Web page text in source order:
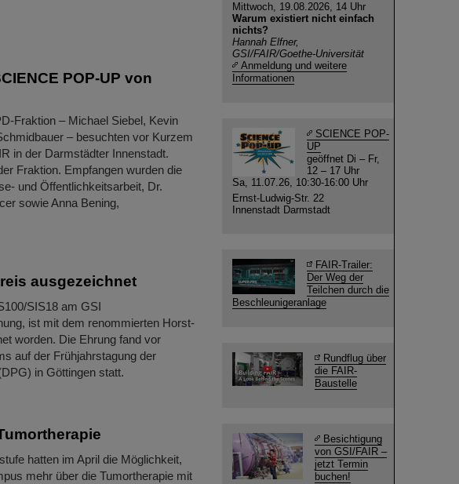
POP-UP von
Fraktion – Michael Siebel, Kevin
– besuchten vor Kurzem
in der Darmstädter Innenstadt.
Fraktion. Empfangen wurden die
und Öffentlichkeitsarbeit, Dr.
sowie Anna Bening,
ausgezeichnet
SIS18 am GSI
ist mit dem renommierten Horst-
worden. Die Ehrung fand vor
auf der Frühjahrstagung der
in Göttingen statt.
hatten im April die Möglichkeit,
mehr über die Tumortherapie mit
Mittwoch, 19.08.2026, 14 Uhr
Warum existiert nicht einfach
nichts?
Hannah Elfner,
GSI/FAIR/Goethe-Universität
Anmeldung und weitere
Informationen
SCIENCE POP-
UP
geöffnet Di – Fr,
12 – 17 Uhr
Sa, 11.07.26, 10:30-16:00 Uhr
Ernst-Ludwig-Str. 22
Innenstadt Darmstadt
FAIR-Trailer:
Der Weg der
Teilchen durch die
Beschleunigeranlage
Rundflug über
die FAIR-
Baustelle
Besichtigung
von GSI/FAIR –
jetzt Termin
buchen!